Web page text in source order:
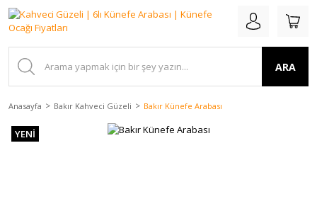
ARA
Anasayfa Bakır Kahveci Güzeli Bakır Künefe Arabası
YENİ